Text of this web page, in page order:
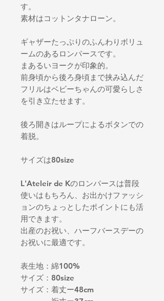
す。
素材はコットンタナローン。
ギャザーたっぷりのふんわりボリュ
ームのあるロンパースです。
まあるいヨークが印象的。
前身頃から後ろ身頃まで挟み込んだ
フリルはベビーちゃんの可愛らしさ
を引き立たせます。
後ろ開きはループによるボタンでの
着脱。
サイズは80size
L'Ateleir de Kのロンパースは普段
使いはもちろん、お出かけファッシ
ョンのちょっとしたポイントにも活
用できます。
出産のお祝い、ハーフバースデーの
お祝いに最適です。
表生地：綿100%
サイズ：80size
サイズ：着丈ー48cm